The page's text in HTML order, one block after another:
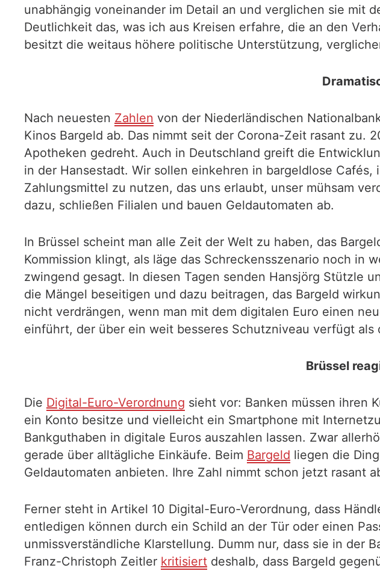
unabhängig voneinander im Detail an und verglichen sie mit
Deutlichkeit das, was ich aus Kreisen erfahre, die an den
besitzt die weitaus höhere politische Unterstützung,
Nach neuesten Zahlen von der Niederländischen
Kinos Bargeld ab. Das nimmt seit der Corona-Zeit rasant zu.
Apotheken gedreht. Auch in Deutschland greift die
in der Hansestadt. Wir sollen einkehren in bargeldlose
Zahlungsmittel zu nutzen, das uns erlaubt, unser mühsam
dazu, schließen Filialen und bauen Geldautomaten ab.
In Brüssel scheint man alle Zeit der Welt zu haben, das
Kommission klingt, als läge das Schreckensszenario noch in
zwingend gesagt. In diesen Tagen senden Hansjörg Stützle
die Mängel beseitigen und dazu beitragen, das Bargeld
nicht verdrängen, wenn man mit dem digitalen Euro einen
einführt, der über ein weit besseres Schutzniveau verfügt als
Brüssel
Die Digital-Euro-Verordnung sieht vor: Banken müssen ihren
ein Konto besitze und vielleicht ein Smartphone mit
Bankguthaben in digitale Euros auszahlen lassen. Zwar
gerade über alltägliche Einkäufe. Beim Bargeld liegen die
Geldautomaten anbieten. Ihre Zahl nimmt schon jetzt rasant
Ferner steht in Artikel 10 Digital-Euro-Verordnung, dass
entledigen können durch ein Schild an der Tür oder einen
unmissverständliche Klarstellung. Dumm nur, dass sie in der
Franz-Christoph Zeitler kritisiert deshalb, dass Bargeld